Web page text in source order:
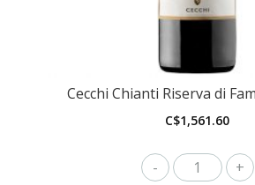
Cecchi Chianti Riserva di
C$1,561.60
Cecchi